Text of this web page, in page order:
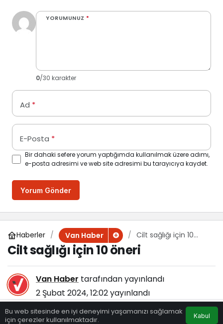
YORUMUNUZ *
0/30 karakter
Ad *
E-Posta *
Bir dahaki sefere yorum yaptığımda kullanılmak üzere adımı,
e-posta adresimi ve web site adresimi bu tarayıcıya kaydet.
Yorum Gönder
Haberler Van Haber
Cilt sağlığı için 10
öneri
Cilt sağlığı için 10 öneri
Van Haber tarafından yayınlandı
2 Şubat 2024, 12:02yayınlandı
139
Bu web sitesinde en iyi deneyimi yaşamanızı sağlamak
için çerezler kullanılmaktadır.
Kabul
Anasayfa Eczaneler Hava Durumu